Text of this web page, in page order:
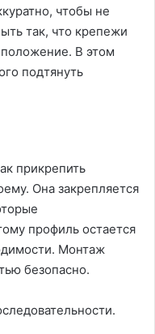
чтобы не
так, что крепежи
В этом
подтянуть
прикрепить
Она закрепляется
профиль остается
Монтаж
безопасно.